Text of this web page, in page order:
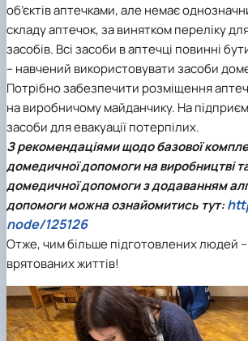
об’єктів аптечками, але немає
складу аптечок, за винятком переліку
засобів. Всі засоби в аптечці повинні
– навчений використовувати засоби
Потрібно забезпечити розміщення
на виробничому майданчику. На
засоби для евакуації потерпілих.
З рекомендаціями щодо базової
домедичної допомоги на виробництві
домедичної допомоги з додаванням
допомоги можна ознайомитись тут:
node/125126
Отже, чим більше підготовлених людей
врятованих життів!